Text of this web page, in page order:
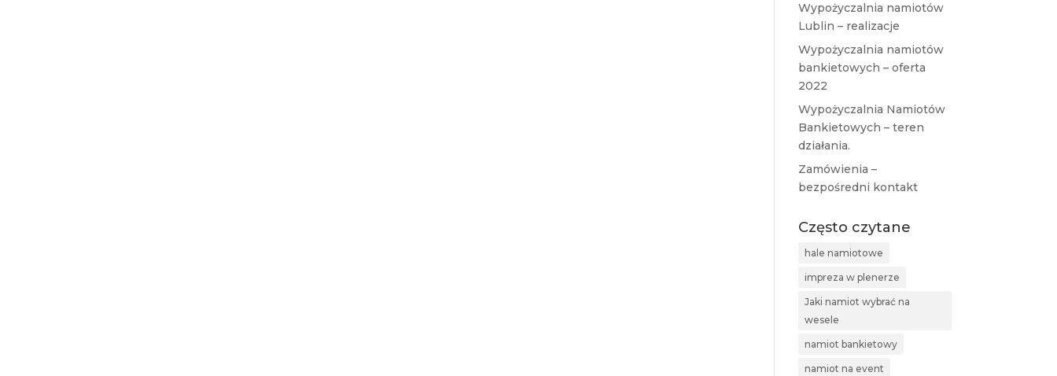
Wypożyczalnia namiotów
Lublin – realizacje
Wypożyczalnia namiotów
bankietowych – oferta
2022
Wypożyczalnia Namiotów
Bankietowych – teren
działania.
Zamówienia –
bezpośredni kontakt
Często czytane
hale namiotowe
impreza w plenerze
Jaki namiot wybrać na
wesele
namiot bankietowy
namiot na event